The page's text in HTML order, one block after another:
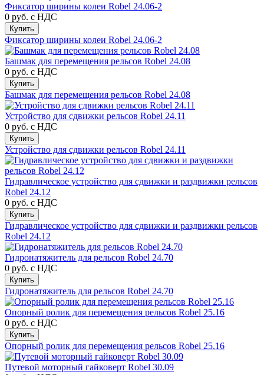
Фиксатор ширины колеи Robel 24.06-2
0 руб. с НДС
Купить
Фиксатор ширины колеи Robel 24.06-2
Башмак для перемещения рельсов Robel 24.08
0 руб. с НДС
Купить
Башмак для перемещения рельсов Robel 24.08
Устройство для сдвижки рельсов Robel 24.11
0 руб. с НДС
Купить
Устройство для сдвижки рельсов Robel 24.11
Гидравлическое устройство для сдвижки и раздвижки рельсов
Robel 24.12
0 руб. с НДС
Купить
Гидравлическое устройство для сдвижки и раздвижки рельсов
Robel 24.12
Гидронатяжитель для рельсов Robel 24.70
0 руб. с НДС
Купить
Гидронатяжитель для рельсов Robel 24.70
Опорный ролик для перемещения рельсов Robel 25.16
0 руб. с НДС
Купить
Опорный ролик для перемещения рельсов Robel 25.16
Путевой моторный гайковерт Robel 30.09